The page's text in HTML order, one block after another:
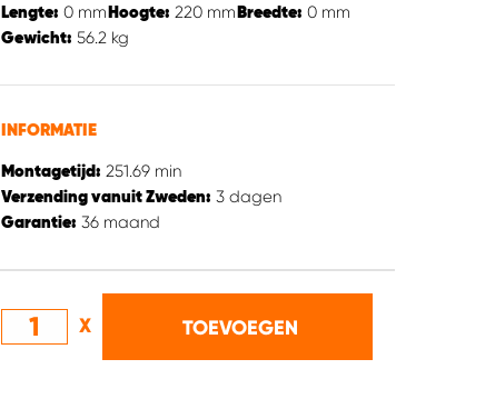
Lengte: 0 mm Hoogte: 220 mm Breedte: 0 mm
Gewicht: 56.2 kg
INFORMATIE
Montagetijd: 251.69 min
Verzending vanuit Zweden: 3 dagen
Garantie: 36 maand
X TOEVOEGEN